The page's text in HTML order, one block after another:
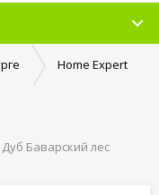
Home Expert
Баварский лес